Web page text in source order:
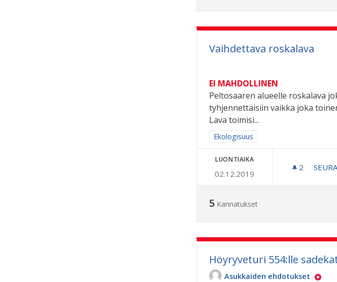
Vaihdettava roskalava
EI MAHDOLLINEN
Peltosaaren alueelle roskalava
tyhjennettäisiin vaikka joka
Lava toimisi...
Rajaa tulokset aihepiirin mukaan:
Ekologisuus
LUONTIAIKA
02.12.2019
2 2
5 Kannatukset
Höyryveturi 554:lle
Asukkaiden ehdotukset